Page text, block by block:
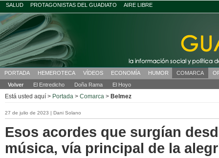
SALUD PROTAGONISTAS DEL GUADIATO AIRE LIBRE
PORTADA HEMEROTECA VÍDEOS ECONOMÍA HUMOR COMARCA
Volver
El Entredicho Doña Rama El Hoyo
Está usted aquí > Portada > Comarca > Belmez
27 de julio de 2023 | Dani Solano
Esos acordes que surgían
música, vía principal de la